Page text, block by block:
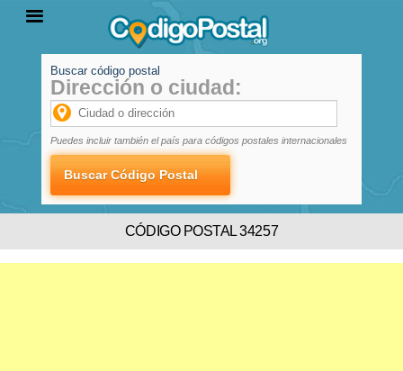
PROVINCIAS
LOCALIDADES
Buscar código postal
Dirección o ciudad:
Puedes incluir también el país para códigos postales internacionales
CÓDIGO POSTAL 34257